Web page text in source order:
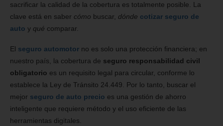
sacrificar la calidad de la cobertura es totalmente posible. La
clave está en saber cómo buscar, dónde cotizar seguro de
auto y qué comparar.
El seguro automotor no es solo una protección financiera; en
nuestro país, la cobertura de seguro responsabilidad civil
obligatorio es un requisito legal para circular, conforme lo
establece la Ley de Tránsito 24.449. Por lo tanto, buscar el
mejor seguro de auto precio es una gestión de ahorro
inteligente que requiere método y el uso eficiente de las
herramientas digitales.